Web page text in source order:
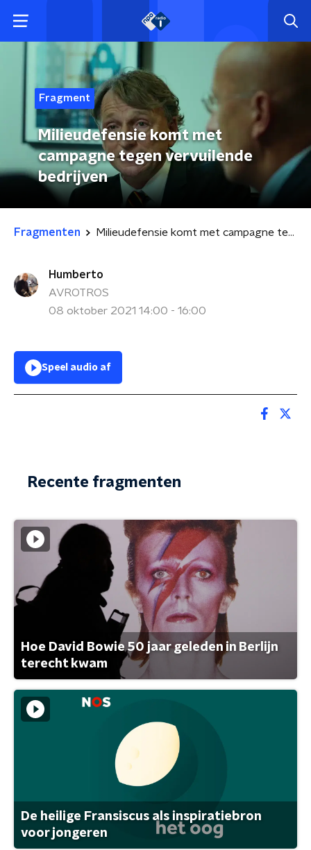
Fragment
Milieudefensie komt met
campagne tegen vervuilende
bedrijven
Fragmenten Milieudefensie komt met campagne tegen vervuilende bedrijven
Humberto
AVROTROS
08 oktober 2021 14:00 - 16:00
Speel audio af
Recente fragmenten
Hoe David Bowie 50 jaar geleden in Berlijn
terecht kwam
De heilige Fransiscus als inspiratiebron
voor jongeren